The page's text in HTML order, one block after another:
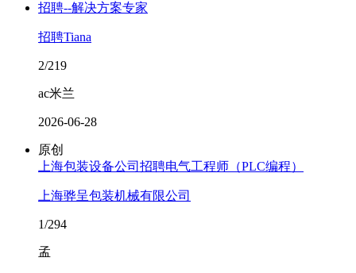
招聘--解决方案专家
招聘Tiana
2/219
ac米兰
2026-06-28
原创
上海包装设备公司招聘电气工程师（PLC编程）
上海骅呈包装机械有限公司
1/294
孟